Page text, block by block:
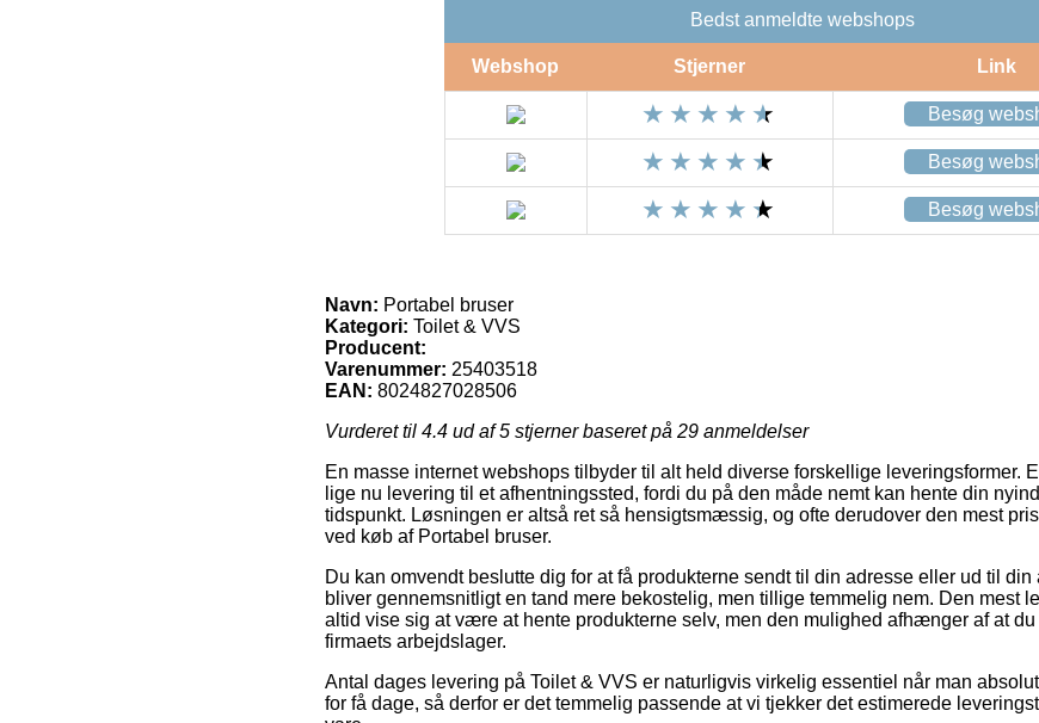
Bedst anmeldte webshops
Webshop Stjerner Link
Besøg
Besøg
Besøg
Navn: Portabel bruser
Kategori: Toilet & VVS
Producent:
Varenummer: 25403518
EAN: 8024827028506
Vurderet til 4.4 ud af 5 stjerner baseret på 29 anmeldelser
En masse internet webshops tilbyder til alt held diverse forskellige leveringsformer.
lige nu levering til et afhentningssted, fordi du på den måde nemt kan hente din
tidspunkt. Løsningen er altså ret så hensigtsmæssig, og ofte derudover den mest
ved køb af Portabel bruser.
Du kan omvendt beslutte dig for at få produkterne sendt til din adresse eller ud til
bliver gennemsnitligt en tand mere bekostelig, men tillige temmelig nem. Den mest
altid vise sig at være at hente produkterne selv, men den mulighed afhænger af at
firmaets arbejdslager.
Antal dages levering på Toilet & VVS er naturligvis virkelig essentiel når man
for få dage, så derfor er det temmelig passende at vi tjekker det estimerede